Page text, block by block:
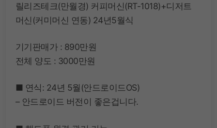
릴리즈테크(만월경) 커피머신(RT-1018)+디저트
머신(커미머신 연동) 24년5월식
기기판매가 : 890만원
전체 양도 : 3000만원
■ 연식: 24년 5월(안드로이드OS)
– 안드로이드 버전이 좋은겁니다.